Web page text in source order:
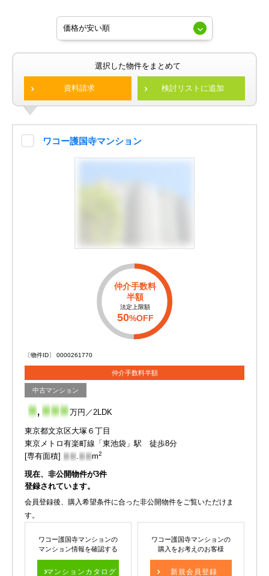
選択した物件をまとめて
資料請求 検討リストに追加
ワコー護国寺マンション
仲介手数料
半額
法定上限額
50%OFF
〔物件ID〕 0000261770
仲介手数料半額
中古マンション
- ,- - - 万円／2LDK
東京都文京区大塚６丁目
東京メトロ有楽町線「東池袋」駅 徒歩8分
[専有面積] - - .- - m2
現在、非公開物件が3件
登録されています。
会員登録後、購入希望条件に合った非公開物件をご覧いただけま
す。
ワコー護国寺マンションの
マンション情報を確認する
マンションカタログ
ワコー護国寺マンションの
購入をお考えのお客様
新規会員登録